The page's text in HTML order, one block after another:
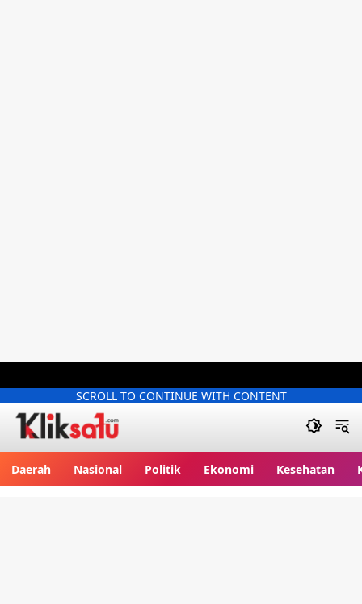
SCROLL TO CONTINUE WITH CONTENT
Daerah Nasional Politik Ekonomi Kesehatan